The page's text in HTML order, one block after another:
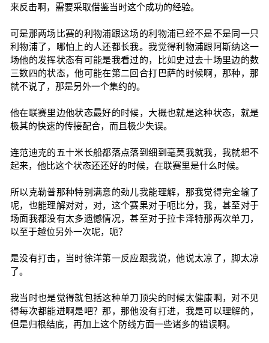
来反击啊，需要采取借鉴当时这个成功的经验。
可是那两场比赛的利物浦跟这场的利物浦已经不是不是同一只
利物浦了，哪怕上的人还都长我。我觉得利物浦跟阿斯纳这一
场他的发挥状态有可能是我看过的，比如史过去十场里边的数
三数四的状态，他可能在第二回合打巴萨的时候啊，那种，那
就不说了，那是另外一个集约的。
他在联赛里边他状态最好的时候，大概也就是这种状态，就是
极其的快速的传接配合，而且极少失误。
连范迪克的五十米长船都落点落到细到毫莫我就我，我就想不
起来，他比这个状态还还好的时候，在联赛里是什么时候。
所以克勒普那种特别满意的劲儿我能理解，那我觉得完全输了
呢，也能理解对对，对，这个赛果对于呃比分，我，甚至对于
场面我都没有太多遗憾情况，甚至对于拉卡泽特那两次单刀，
以至于越位另外一次呢，呃？
是没有打击，当时徐洋第一反应跟我说，他说太凉了，脚太凉
了。
我当时也是觉得就包括这种单刀顶尖的时候太健康啊，对不见
得每次都能进啊是吧？那，那他没有打进，我是可以理解的，
但是归根结底，再加上这个防线方面一些诸多的错误啊。